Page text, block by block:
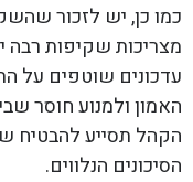
כמו כן, יש לזכור
מצריכות שקיפות רבה
עדכונים שוטפים על
האמון ולמנוע חוסר
הקהל תסייע להבטיח
הסיכונים הנלווים.